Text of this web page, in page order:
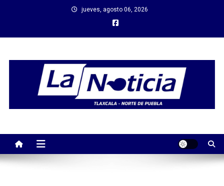
jueves, agosto 06, 2026